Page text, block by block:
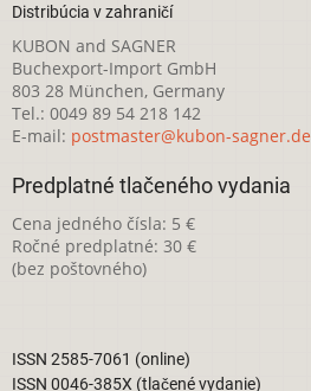
Distribúcia v zahraničí
KUBON and SAGNER
Buchexport-Import GmbH
803 28 München, Germany
Tel.: 0049 89 54 218 142
E-mail: postmaster@kubon-sagner.de
Predplatné tlačeného vydania
Cena jedného čísla: 5 €
Ročné predplatné: 30 €
(bez poštovného)
ISSN 2585-7061 (online)
ISSN 0046-385X (tlačené vydanie)